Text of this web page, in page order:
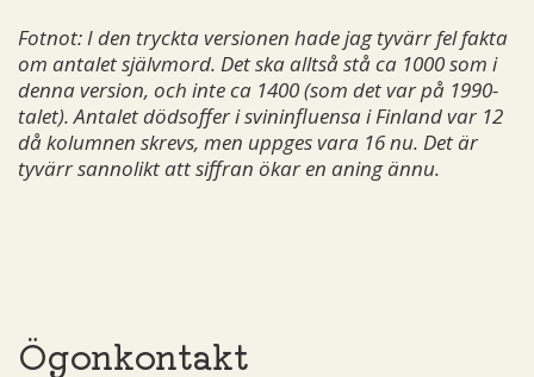
Fotnot: I den tryckta versionen hade jag tyvärr fel fakta
om antalet självmord. Det ska alltså stå ca 1000 som i
denna version, och inte ca 1400 (som det var på 1990-
talet). Antalet dödsoffer i svininfluensa i Finland var 12
då kolumnen skrevs, men uppges vara 16 nu. Det är
tyvärr sannolikt att siffran ökar en aning ännu.
Ögonkontakt